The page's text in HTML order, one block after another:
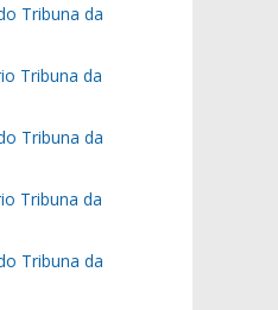
Tribuna da
Tribuna da
Tribuna da
Tribuna da
Tribuna da